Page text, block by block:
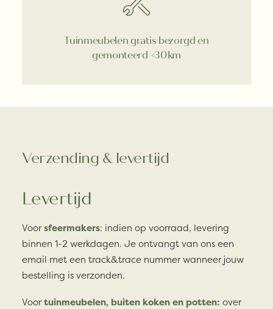
Tuinmeubelen gratis bezorgd en
gemonteerd <30km
Verzending & levertijd
Levertijd
Voorsfeermakers: indien op voorraad, levering
binnen 1-2 werkdagen. Je ontvangt van ons een
email met een track&trace nummer wanneer jouw
bestelling is verzonden.
Voortuinmeubelen, buiten koken en potten: over